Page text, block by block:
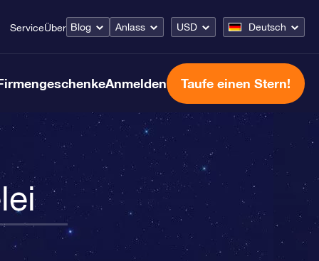
ServiceÜber Blog Anlass USD Deutsch
Anmelden Taufe einen Stern!